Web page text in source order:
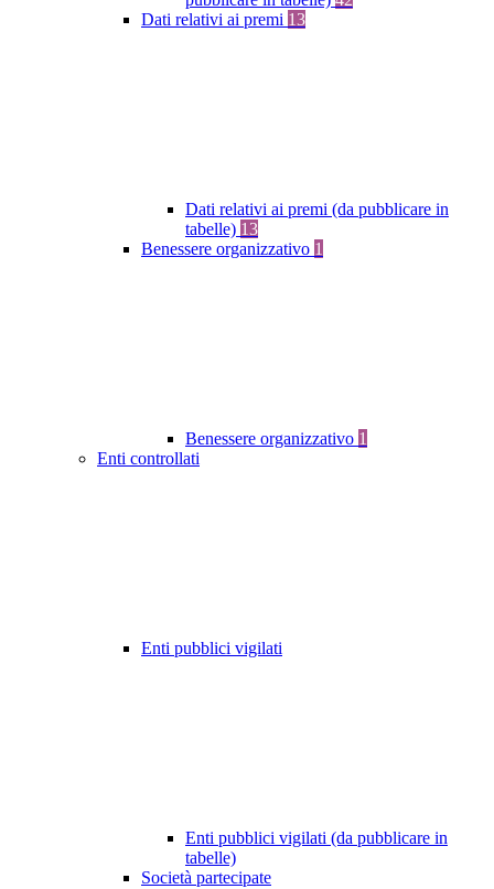
Dati relativi ai premi 13
Dati relativi ai premi (da pubblicare in
tabelle) 13
Benessere organizzativo 1
Benessere organizzativo 1
Enti controllati
Enti pubblici vigilati
Enti pubblici vigilati (da pubblicare in
tabelle)
Società partecipate